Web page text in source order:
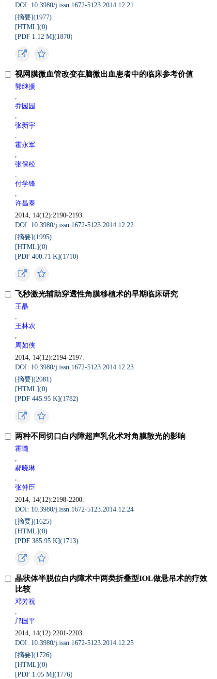
DOI: 10.3980/j.issn.1672-5123.2014.12.21
[摘要](1977)
[HTML](0)
[PDF 1.12 M](1870)
视网膜微血管改变在脑微出血患者中的临床参考价值
郭继援
,
乔园园
,
张新宇
,
霍永军
,
张保松
,
付学锋
,
许昌泰
2014, 14(12):2190-2193.
DOI: 10.3980/j.issn.1672-5123.2014.12.22
[摘要](1995)
[HTML](0)
[PDF 400.71 K](1710)
飞秒激光辅助穿透性角膜移植术的早期临床研究
王晶
,
王林农
,
周如侠
2014, 14(12):2194-2197.
DOI: 10.3980/j.issn.1672-5123.2014.12.23
[摘要](2081)
[HTML](0)
[PDF 445.95 K](1782)
两种不同切口白内障超声乳化术对角膜散光的影响
霍璐
,
郝晓琳
,
张仲臣
2014, 14(12):2198-2200.
DOI: 10.3980/j.issn.1672-5123.2014.12.24
[摘要](1625)
[HTML](0)
[PDF 385.95 K](1713)
晶状体半脱位白内障术中两类折叠型IOL做悬吊术的疗效
比较
邓芳祝
,
邝国平
2014, 14(12):2201-2203.
DOI: 10.3980/j.issn.1672-5123.2014.12.25
[摘要](1726)
[HTML](0)
[PDF 1.05 M](1776)